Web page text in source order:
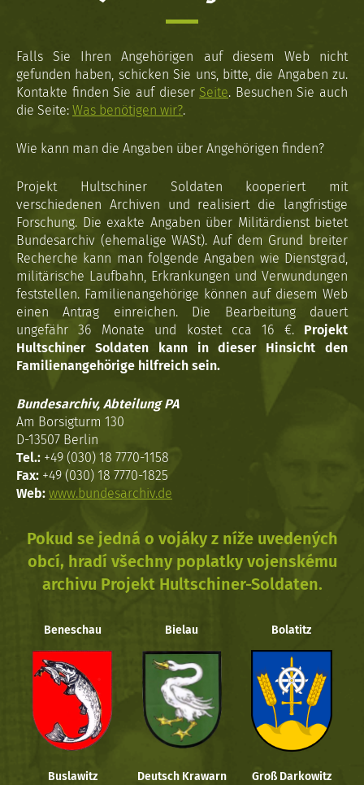
Falls Sie Ihren Angehörigen auf diesem Web nicht
gefunden haben, schicken Sie uns, bitte, die Angaben zu.
Kontakte finden Sie auf dieser Seite. Besuchen Sie auch
die Seite: Was benötigen wir?.
Wie kann man die Angaben über Angehörigen finden?
Projekt Hultschiner Soldaten kooperiert mit
verschiedenen Archiven und realisiert die langfristige
Forschung. Die exakte Angaben über Militärdienst bietet
Bundesarchiv (ehemalige WASt). Auf dem Grund breiter
Recherche kann man folgende Angaben wie Dienstgrad,
militärische Laufbahn, Erkrankungen und Verwundungen
feststellen. Familienangehörige können auf diesem Web
einen Antrag einreichen. Die Bearbeitung dauert
ungefähr 36 Monate und kostet cca 16 €. Projekt
Hultschiner Soldaten kann in dieser Hinsicht den
Familienangehörige hilfreich sein.
Bundesarchiv, Abteilung PA
Am Borsigturm 130
D-13507 Berlin
Tel.: +49 (030) 18 7770-1158
Fax: +49 (030) 18 7770-1825
Web: www.bundesarchiv.de
Pokud se jedná o vojáky z níže uvedených
obcí, hradí všechny poplatky vojenskému
archivu Projekt Hultschiner-Soldaten.
Beneschau Bielau Bolatitz
Buslawitz Deutsch Krawarn Groß Darkowitz